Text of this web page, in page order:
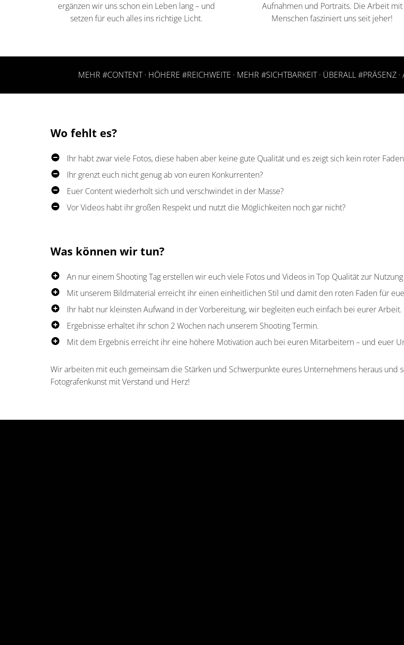
ergänzen wir uns schon ein Leben lang – und
setzen für euch alles ins richtige Licht.
Aufnahmen und Portraits. Die Arbeit mit
Menschen fasziniert uns seit jeher!
MEHR #CONTENT · HÖHERE #REICHWEITE · MEHR #SICHTBARKEIT · ÜBERALL
Wo fehlt es?
Ihr habt zwar viele Fotos, diese haben aber keine gute Qualität und es zeigt sich kein roter
Ihr grenzt euch nicht genug ab von euren Konkurrenten?
Euer Content wiederholt sich und verschwindet in der Masse?
Vor Videos habt ihr großen Respekt und nutzt die Möglichkeiten noch gar nicht?
Was können wir tun?
An nur einem Shooting Tag erstellen wir euch viele Fotos und Videos in Top Qualität zur
Mit unserem Bildmaterial erreicht ihr einen einheitlichen Stil und damit den roten Faden für
Ihr habt nur kleinsten Aufwand in der Vorbereitung, wir begleiten euch einfach bei eurer Arbeit.
Ergebnisse erhaltet ihr schon 2 Wochen nach unserem Shooting Termin.
Mit dem Ergebnis erreicht ihr eine höhere Motivation auch bei euren Mitarbeitern – und euer
Wir arbeiten mit euch gemeinsam die Stärken und Schwerpunkte eures Unternehmens heraus und
Fotografenkunst mit Verstand und Herz!